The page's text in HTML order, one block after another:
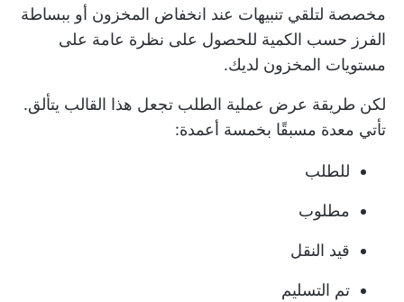
مخصصة لتلقي تنبيهات عند انخفاض المخزون أو ببساطة
الفرز حسب الكمية للحصول على نظرة عامة على
مستويات المخزون لديك.
لكن طريقة عرض عملية الطلب تجعل هذا القالب يتألق.
تأتي معدة مسبقًا بخمسة أعمدة:
للطلب
مطلوب
قيد النقل
تم التسليم